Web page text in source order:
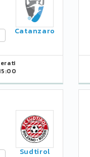
Catanzaro
Sudtirol
34 61
34 59